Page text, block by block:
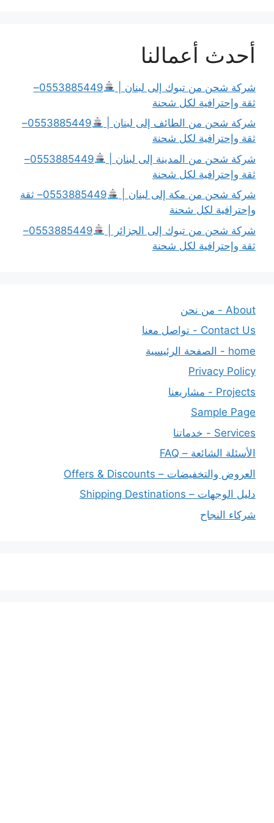
أحدث أعمالنا
شركة شحن من تبوك إلى لبنان |
0553885449–
ثقة وإحترافية لكل شحنة
شركة شحن من الطائف إلى لبنان |
0553885449–
ثقة وإحترافية لكل شحنة
شركة شحن من المدينة إلى لبنان |
0553885449–
ثقة وإحترافية لكل شحنة
شركة شحن من مكة إلى لبنان |
0553885449– ثقة
وإحترافية لكل شحنة
شركة شحن من تبوك إلى الجزائر |
0553885449–
ثقة وإحترافية لكل شحنة
About - من نحن
Contact Us - تواصل معنا
home - الصفحة الرئيسية
Privacy Policy
Projects - مشاريعنا
Sample Page
Services - خدماتنا
الأسئلة الشائعة – FAQ
العروض والتخفيضات – Offers & Discounts
دليل الوجهات – Shipping Destinations
شركاء النجاح